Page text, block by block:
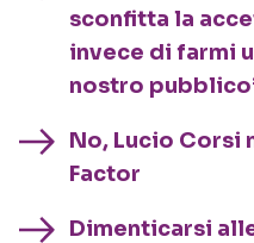
sconfitta la
invece di farmi
nostro
No, Lucio Corsi
Factor
Dimenticarsi